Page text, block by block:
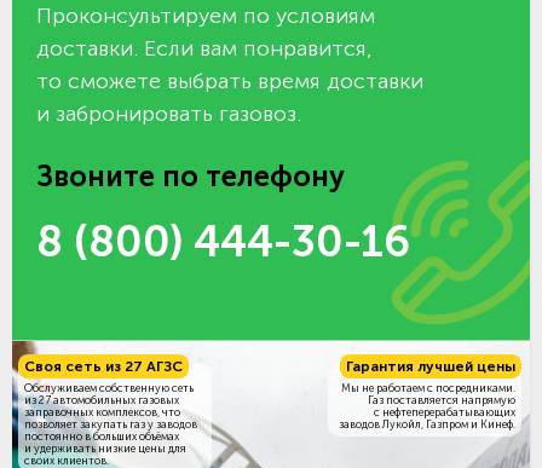
Проконсультируем по условиям
доставки. Если вам понравится,
то сможете выбрать время доставки
и забронировать газовоз.
Звоните по телефону
8 (800) 444-30-16
Своя сеть из 27 АГЗС
Обслуживаем собственную сеть
из 27 автомобильных газовых
заправочных комплексов, что
позволяет закупать газ у заводов
постоянно в больших объёмах
и удерживать низкие цены для
своих клиентов.
Гарантия лучшей цены
Мы не работаем с посредниками.
Газ поставляется напрямую
с нефтеперерабатывающих
заводов Лукойл, Газпром и Кинеф.